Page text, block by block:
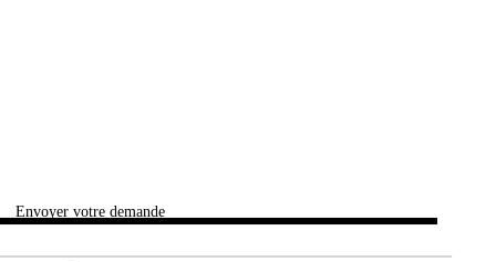
Envoyer votre demande